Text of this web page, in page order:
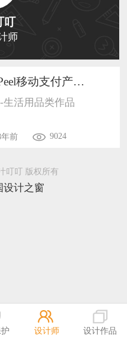
户作品已成功备案！
户作品已成功备案！
户作品已成功备案！
户作品已成功备案！
户作品已成功备案！
叮
师
PayPeel移动支付产品方案1801
生活用品类作品
年前 9024
叮叮 版权所有
设计之窗
设计师 设计作品